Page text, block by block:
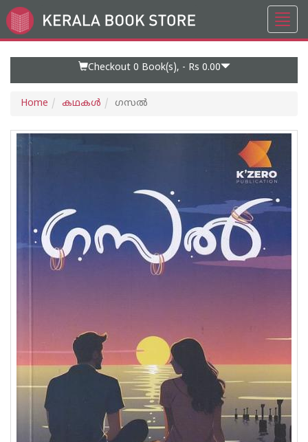
Go
to
Checkout 0 Book(s), - Rs 0.00
Home കഥകള്‍ ഗസൽ